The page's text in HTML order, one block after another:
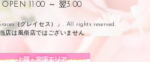
OPEN 11:00 ～ 翌3:00
（グレイセス）」. All rights reserved.
当店は風俗店ではございません